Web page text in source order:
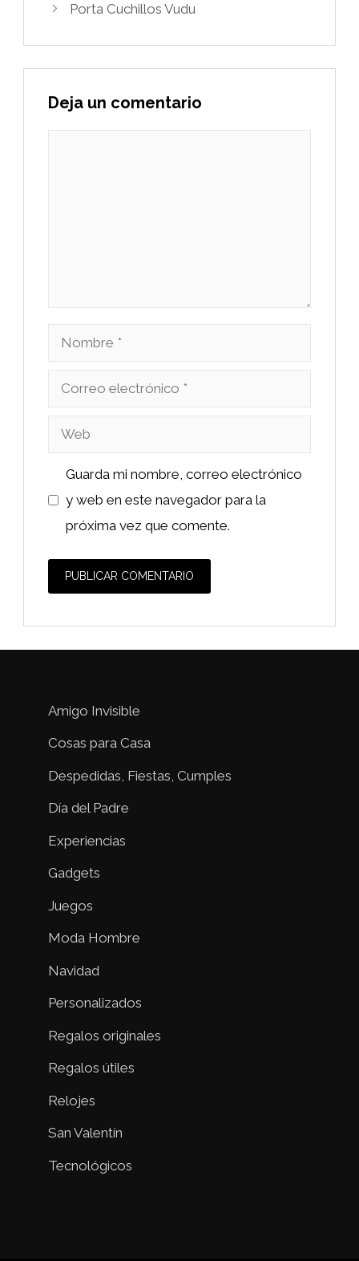
Porta Cuchillos Vudu
Deja un comentario
Nombre
Correo
Web
Guarda mi nombre, correo electrónico
y web en este navegador para la
próxima vez que comente.
Amigo Invisible
Cosas para Casa
Despedidas, Fiestas, Cumples
Día del Padre
Experiencias
Gadgets
Juegos
Moda Hombre
Navidad
Personalizados
Regalos originales
Regalos útiles
Relojes
San Valentín
Tecnológicos